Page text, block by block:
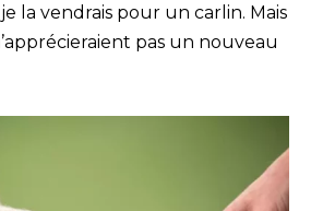
je la vendrais pour un carlin. Mais
pas un nouveau